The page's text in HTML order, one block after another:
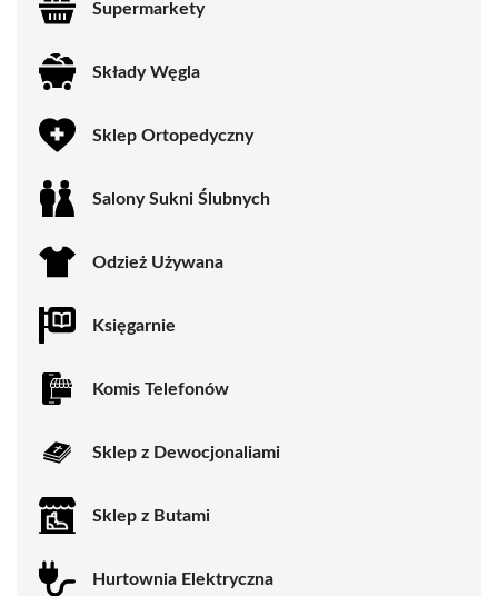
Supermarkety
Składy Węgla
Sklep Ortopedyczny
Salony Sukni Ślubnych
Odzież Używana
Księgarnie
Komis Telefonów
Sklep z Dewocjonaliami
Sklep z Butami
Hurtownia Elektryczna